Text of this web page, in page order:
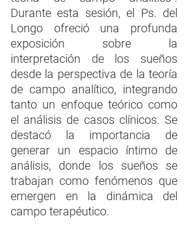
Durante esta sesión, el Ps. del
Longo ofreció una profunda
exposición sobre la
interpretación de los sueños
desde la perspectiva de la teoría
de campo analítico, integrando
tanto un enfoque teórico como
el análisis de casos clínicos. Se
destacó la importancia de
generar un espacio íntimo de
análisis, donde los sueños se
trabajan como fenómenos que
emergen en la dinámica del
campo terapéutico.